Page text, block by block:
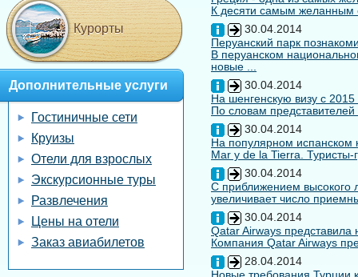
К десяти самым желанным
30.04.2014
Перуанский парк
В перуанском
новые ...
30.04.2014
На шенгенскую визу с 2015
По словам
30.04.2014
На популярном испанском
Mar y de la Tierra. Туристы-
30.04.2014
С приближением высокого
увеличивает число
30.04.2014
Qatar Airways
Компания Qatar Airways
28.04.2014
Курорты
Дополнительные услуги
Гостиничные сети
Круизы
Отели для взрослых
Экскурсионные туры
Развлечения
Цены на отели
Заказ авиабилетов